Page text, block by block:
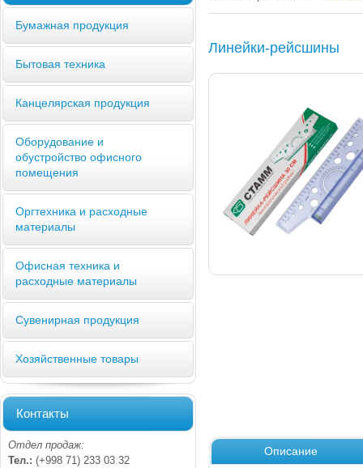
Бумажная продукция
Бытовая техника
Канцелярская продукция
Оборудование и
обустройство офисного
помещения
Оргтехника и расходные
материалы
Офисная техника и
расходные материалы
Сувенирная продукция
Хозяйственные товары
Контакты
Отдел продаж:
Тел.: (+998 71) 233 03 32
Линейки-рейсшины
Описание